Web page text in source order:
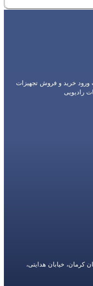
ورود خرید و فروش تجهیزات
رادیویی
کرمان، خیابان هدایتی،